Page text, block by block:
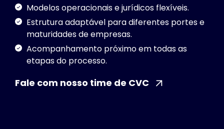
Modelos operacionais e jurídicos flexíveis.
Estrutura adaptável para diferentes portes e
maturidades de empresas.
Acompanhamento próximo em todas as
etapas do processo.
Fale com nosso time de CVC